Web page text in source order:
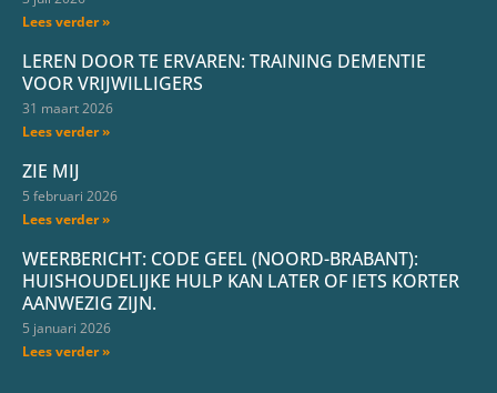
Lees verder »
LEREN DOOR TE ERVAREN: TRAINING DEMENTIE
VOOR VRIJWILLIGERS
31 maart 2026
Lees verder »
ZIE MIJ
5 februari 2026
Lees verder »
WEERBERICHT: CODE GEEL (NOORD-BRABANT):
HUISHOUDELIJKE HULP KAN LATER OF IETS KORTER
AANWEZIG ZIJN.
5 januari 2026
Lees verder »